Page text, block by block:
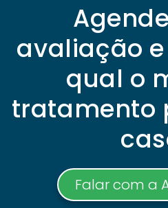
avaliação
qual o
tratamento
Falar com a